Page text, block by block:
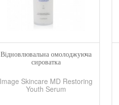
Відновлювальна омолоджуюча
сироватка
Image Skincare MD Restoring
Youth Serum